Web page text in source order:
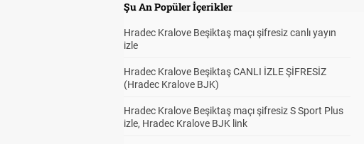
Şu An Popüler İçerikler
Hradec Kralove Beşiktaş maçı şifresiz canlı yayın
izle
Hradec Kralove Beşiktaş CANLI İZLE ŞİFRESİZ
(Hradec Kralove BJK)
Hradec Kralove Beşiktaş maçı şifresiz S Sport Plus
izle, Hradec Kralove BJK link